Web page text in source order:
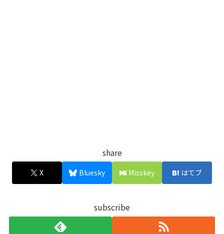
share
X Bluesky Misskey はてブ
subscribe